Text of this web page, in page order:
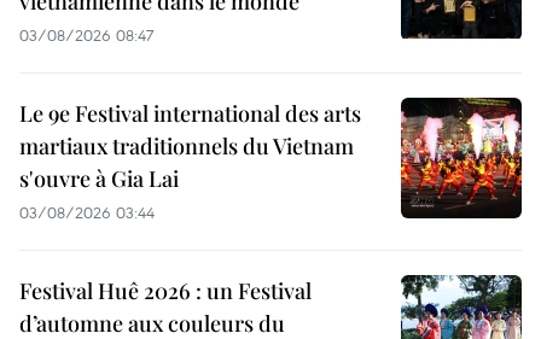
03/08/2026 08:47
Le 9e Festival international des arts
martiaux traditionnels du Vietnam
s'ouvre à Gia Lai
03/08/2026 03:44
Festival Huê 2026 : un Festival
d’automne aux couleurs du